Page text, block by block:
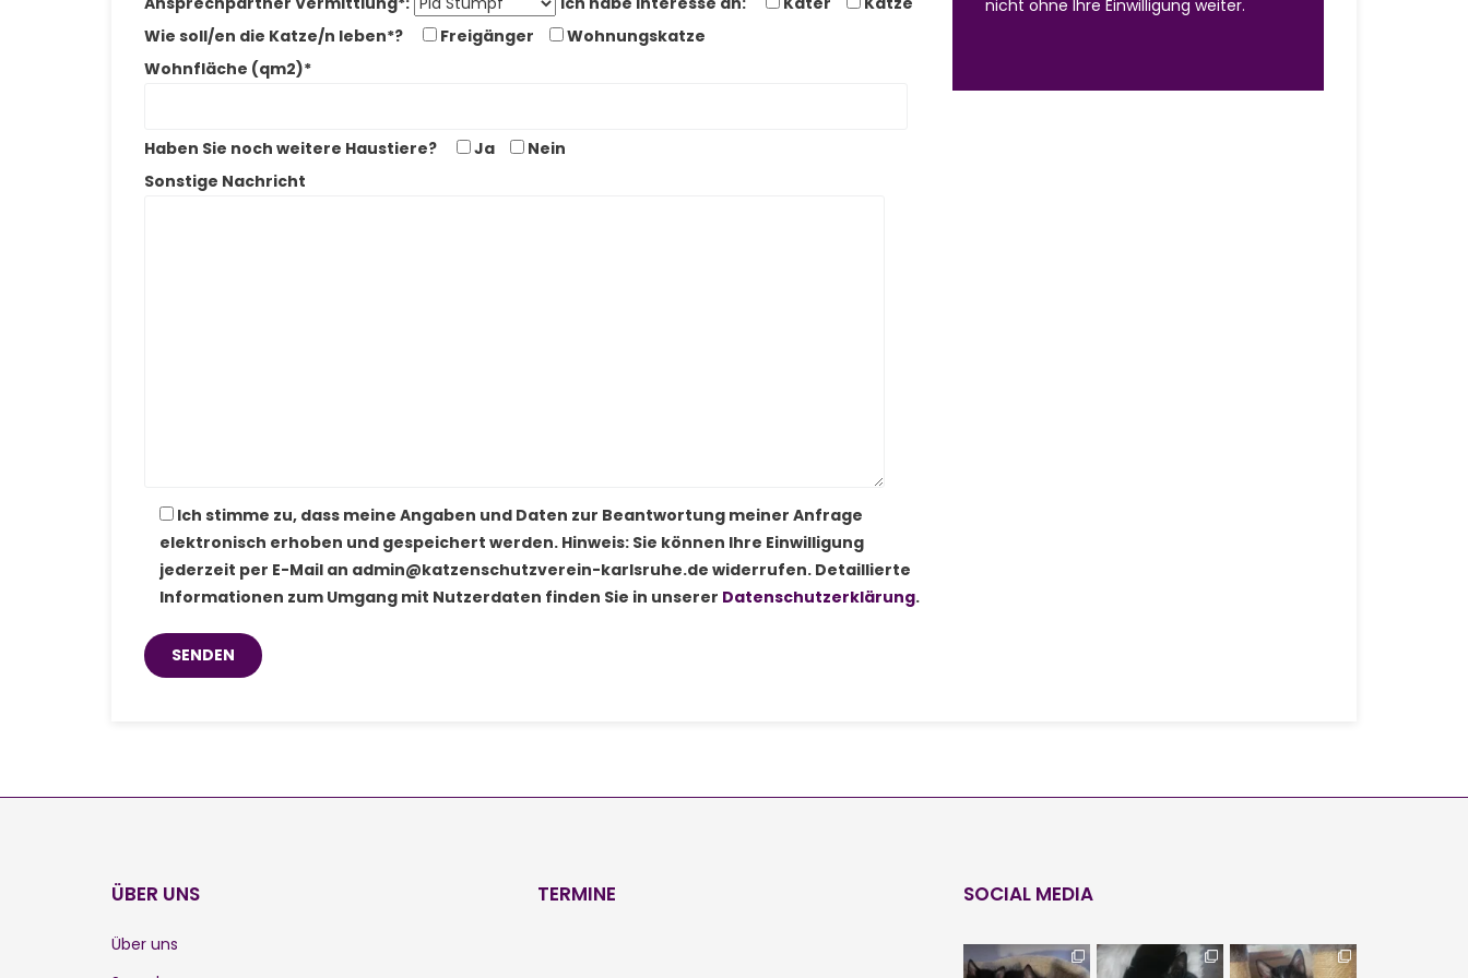
Wie soll/en die Katze/n leben*?
Freigänger
Wohnungskatze
Wohnfläche (qm2)*
Haben Sie noch weitere Haustiere? Ja
Nein
Sonstige Nachricht
Ich stimme zu, dass meine Angaben und Daten zur Beantwortung meiner Anfrage
elektronisch erhoben und gespeichert werden. Hinweis: Sie können Ihre Einwilligung
jederzeit per E-Mail an admin@katzenschutzverein-karlsruhe.de widerrufen. Detaillierte
Informationen zum Umgang mit Nutzerdaten finden Sie in unserer Datenschutzerklärung.
nicht ohne Ihre Einwilligung weiter.
ÜBER UNS
Über uns
TERMINE SOCIAL MEDIA